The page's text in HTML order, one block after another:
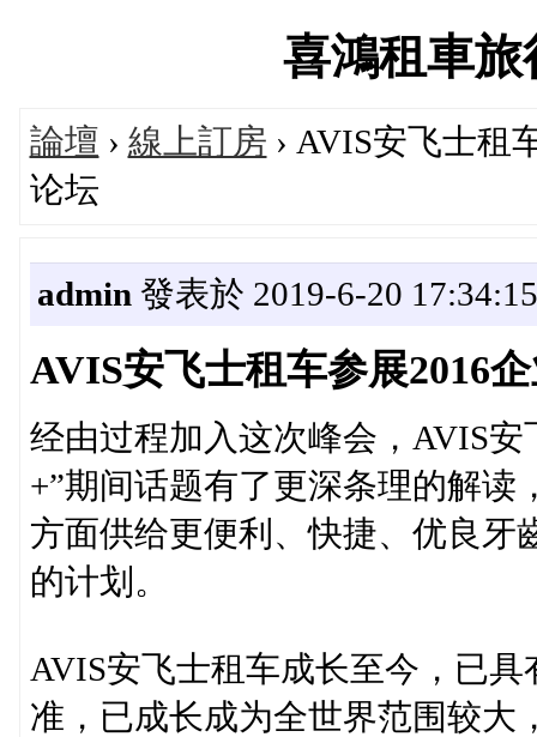
喜鴻租車
論壇 › 線上訂房 › AVIS安飞士租
论坛
admin 發表於 2019-6-20 17:34:15
AVIS安飞士租车参展2016
经由过程加入这次峰会，AVIS
+”期间话题有了更深条理的解
方面供给更便利、快捷、优良牙
的计划。
AVIS安飞士租车成长至今，已
准，已成长成为全世界范围较大